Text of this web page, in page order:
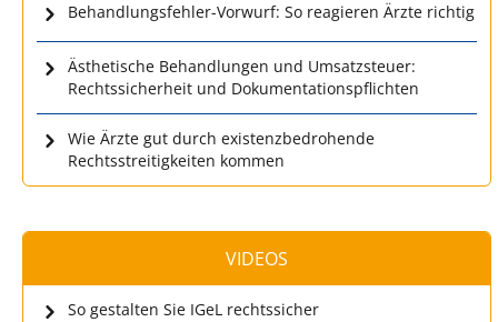
Behandlungsfehler-Vorwurf: So reagieren Ärzte richtig
Ästhetische Behandlungen und Umsatzsteuer:
Rechtssicherheit und Dokumentationspflichten
Wie Ärzte gut durch existenzbedrohende
Rechtsstreitigkeiten kommen
VIDEOS
So gestalten Sie IGeL rechtssicher